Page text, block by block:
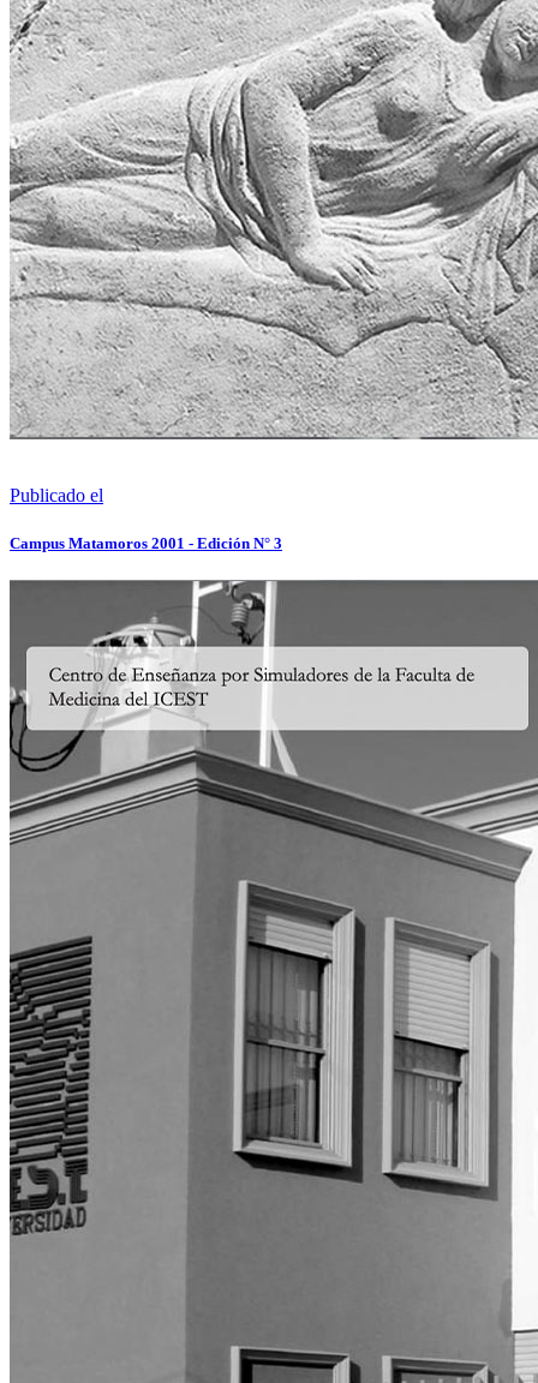
Publicado el
Campus Matamoros 2001 - Edición N° 3